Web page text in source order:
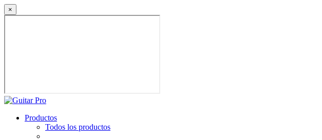
×
Productos
Todos los productos